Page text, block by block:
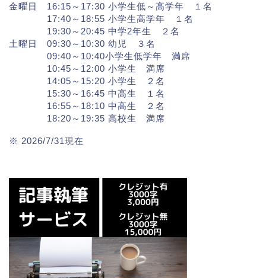
金曜日 16:15～17:30 小学生低～高学年 １名
17:40～18:55 小学生高学年 １名
19:30～20:45 中学2年生 ２名
土曜日 09:30～10:30 幼児 ３名
09:40～10:40小学生低学年 満席
10:45～12:00 小学生 満席
14:05～15:20 小学生 ２名
15:30～16:45 中高生 １名
16:55～18:10 中高生 ２名
18:20～19:35 高校生 満席
※ 2026/7/31現在